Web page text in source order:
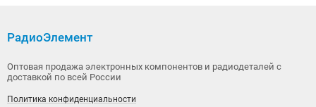
РадиоЭлемент
Оптовая продажа электронных компонентов и радиодеталей с
доставкой по всей России
Политика конфиденциальности